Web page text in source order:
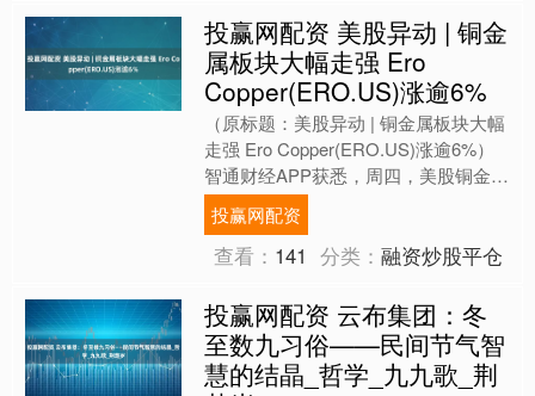
投赢网配资 美股异动 | 铜金
属板块大幅走强 Ero
Copper(ERO.US)涨逾6%
（原标题：美股异动 | 铜金属板块大幅
走强 Ero Copper(ERO.US)涨逾6%）
智通财经APP获悉，周四，美股铜金属
板块大幅走强，Ero Coppe....
投赢网配资
查看： 141 分类：融资炒股平仓
投赢网配资 云布集团：冬
至数九习俗——民间节气智
慧的结晶_哲学_九九歌_荆